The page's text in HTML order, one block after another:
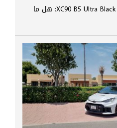
تجربة فولفو XC90 B5 Ultra Black Edition 2026: هل ما